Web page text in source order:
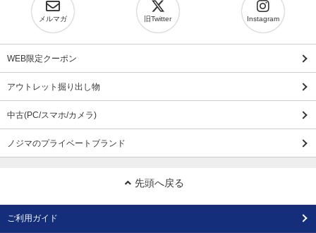
メルマガ 旧Twitter Instagram
WEB限定クーポン
アウトレット掘り出し物
中古(PC/スマホ/カメラ)
ノジマのプライベートブランド
先頭へ戻る
ご利用ガイド